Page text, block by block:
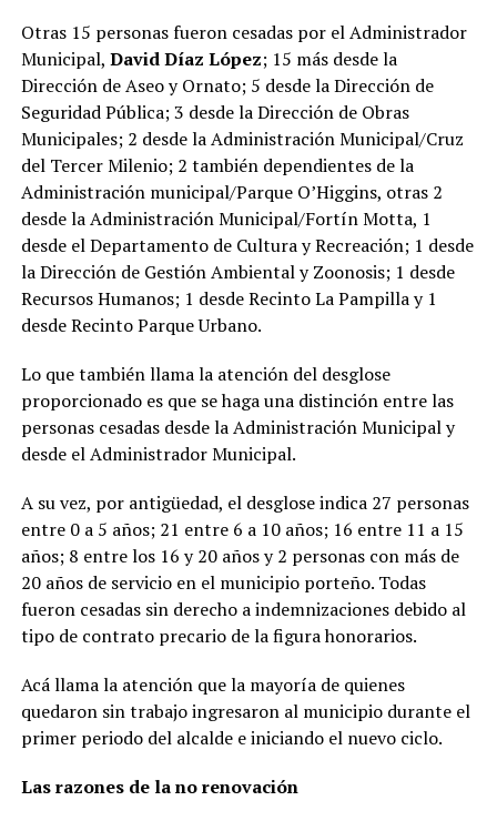
Otras 15 personas fueron cesadas por el Administrador
Municipal, David Díaz López; 15 más desde la
Dirección de Aseo y Ornato; 5 desde la Dirección de
Seguridad Pública; 3 desde la Dirección de Obras
Municipales; 2 desde la Administración Municipal/Cruz
del Tercer Milenio; 2 también dependientes de la
Administración municipal/Parque O’Higgins, otras 2
desde la Administración Municipal/Fortín Motta, 1
desde el Departamento de Cultura y Recreación; 1 desde
la Dirección de Gestión Ambiental y Zoonosis; 1 desde
Recursos Humanos; 1 desde Recinto La Pampilla y 1
desde Recinto Parque Urbano.
Lo que también llama la atención del desglose
proporcionado es que se haga una distinción entre las
personas cesadas desde la Administración Municipal y
desde el Administrador Municipal.
A su vez, por antigüedad, el desglose indica 27 personas
entre 0 a 5 años; 21 entre 6 a 10 años; 16 entre 11 a 15
años; 8 entre los 16 y 20 años y 2 personas con más de
20 años de servicio en el municipio porteño. Todas
fueron cesadas sin derecho a indemnizaciones debido al
tipo de contrato precario de la figura honorarios.
Acá llama la atención que la mayoría de quienes
quedaron sin trabajo ingresaron al municipio durante el
primer periodo del alcalde e iniciando el nuevo ciclo.
Las razones de la no renovación